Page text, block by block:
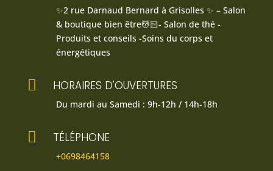
✨2 rue Darnaud Bernard à Grisolles ✨ – Salon
& boutique bien être💆🏻- Salon de thé -
Produits et conseils -Soins du corps et
énergétiques
 HORAIRES D'OUVERTURES
Du mardi au Samedi : 9h-12h / 14h-18h
 TÉLÉPHONE
+0698464158